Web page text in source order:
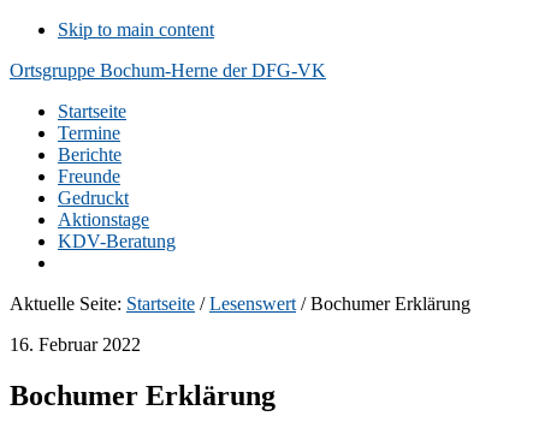
Skip to main content
Ortsgruppe Bochum-Herne der DFG-VK
Startseite
Termine
Berichte
Freunde
Gedruckt
Aktionstage
KDV-Beratung
Aktuelle Seite: Startseite / Lesenswert /Bochumer Erklärung
16. Februar 2022
Bochumer Erklärung